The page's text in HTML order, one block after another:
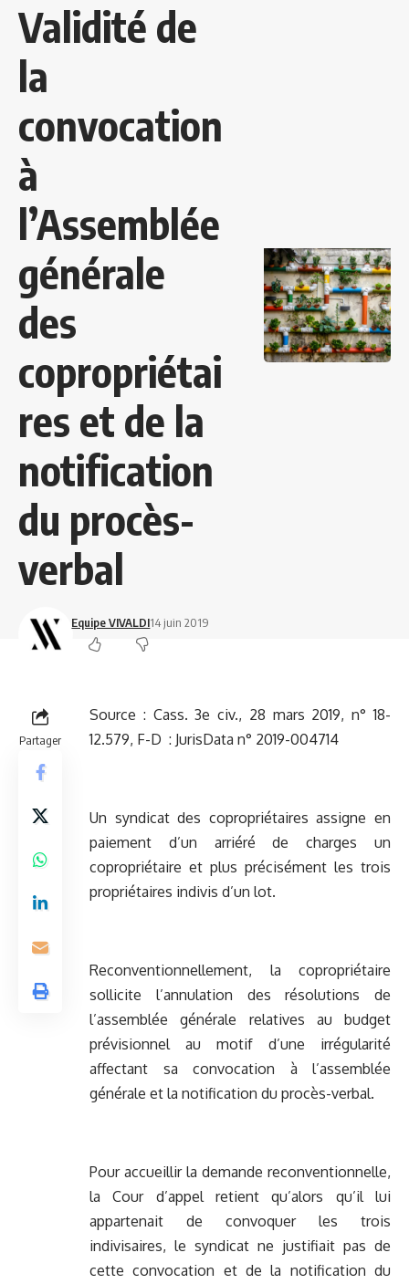
Validité de
la
convocation
à
l’Assemblée
générale
des
copropriétai
res et de la
notification
du procès-
verbal
Equipe VIVALDI14 juin 2019
Partager
Source : Cass. 3e civ., 28 mars 2019, n° 18-
12.579, F-D : JurisData n° 2019-004714
Un syndicat des copropriétaires assigne en
paiement d’un arriéré de charges un
copropriétaire et plus précisément les trois
propriétaires indivis d’un lot.
Reconventionnellement, la copropriétaire
sollicite l’annulation des résolutions de
l’assemblée générale relatives au budget
prévisionnel au motif d’une irrégularité
affectant sa convocation à l’assemblée
générale et la notification du procès-verbal.
Pour accueillir la demande reconventionnelle,
la Cour d’appel retient qu’alors qu’il lui
appartenait de convoquer les trois
indivisaires, le syndicat ne justifiait pas de
cette convocation et de la notification du